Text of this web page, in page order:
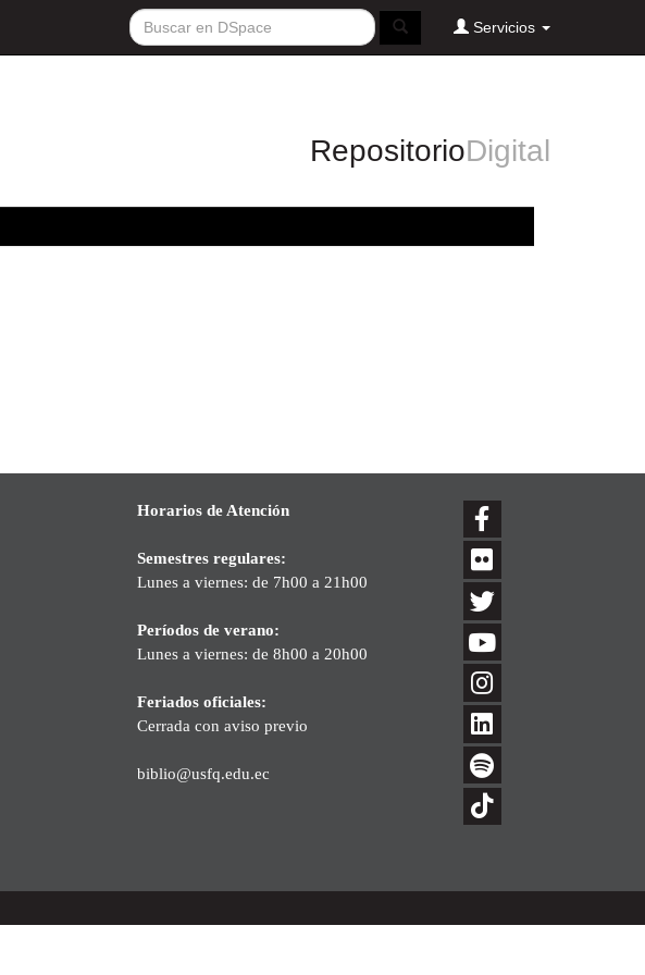
Servicios
RepositorioDigital
Horarios de Atención
Semestres regulares:
Lunes a viernes: de 7h00 a 21h00
Períodos de verano:
Lunes a viernes: de 8h00 a 20h00
Feriados oficiales:
Cerrada con aviso previo
biblio@usfq.edu.ec